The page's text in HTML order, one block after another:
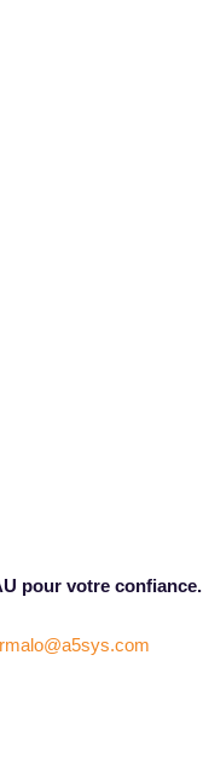
pour votre confiance.